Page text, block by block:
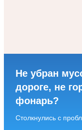
Не убран
дороге, не
фонарь?
Столкнулись с